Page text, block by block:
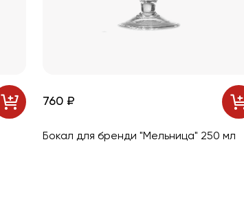
760 ₽
Бокал для бренди "Мельница" 250 мл